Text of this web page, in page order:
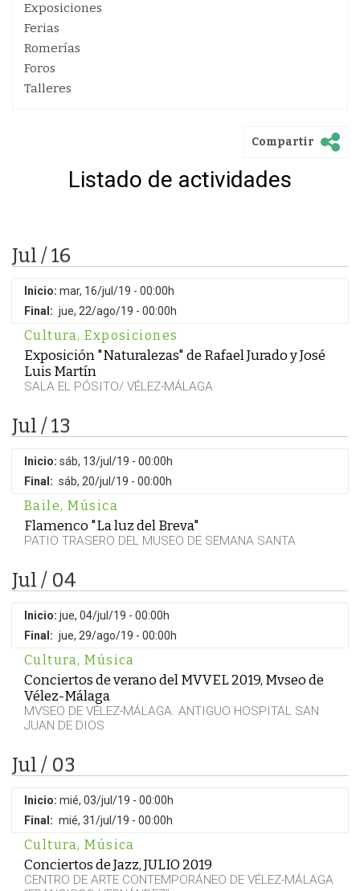
Exposiciones
Ferias
Romerías
Foros
Talleres
Compartir
Listado de actividades
Jul / 16
Inicio: mar, 16/jul/19 - 00:00h
Final: jue, 22/ago/19 - 00:00h
Cultura, Exposiciones
Exposición "Naturalezas" de Rafael Jurado y José
Luis Martín
SALA EL PÓSITO/ VÉLEZ-MÁLAGA
Jul / 13
Inicio: sáb, 13/jul/19 - 00:00h
Final: sáb, 20/jul/19 - 00:00h
Baile, Música
Flamenco "La luz del Breva"
PATIO TRASERO DEL MUSEO DE SEMANA SANTA
Jul / 04
Inicio: jue, 04/jul/19 - 00:00h
Final: jue, 29/ago/19 - 00:00h
Cultura, Música
Conciertos de verano del MVVEL 2019, Mvseo de
Vélez-Málaga
MVSEO DE VÉLEZ-MÁLAGA. ANTIGUO HOSPITAL SAN
JUAN DE DIOS
Jul / 03
Inicio: mié, 03/jul/19 - 00:00h
Final: mié, 31/jul/19 - 00:00h
Cultura, Música
Conciertos de Jazz, JULIO 2019
CENTRO DE ARTE CONTEMPORÁNEO DE VÉLEZ-MÁLAGA